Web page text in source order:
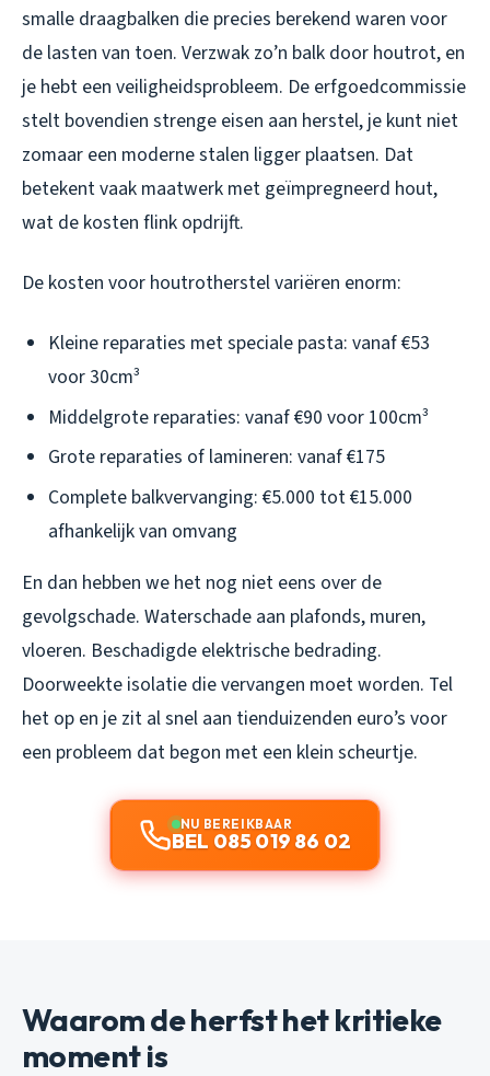
smalle draagbalken die precies berekend waren voor
de lasten van toen. Verzwak zo’n balk door houtrot, en
je hebt een veiligheidsprobleem. De erfgoedcommissie
stelt bovendien strenge eisen aan herstel, je kunt niet
zomaar een moderne stalen ligger plaatsen. Dat
betekent vaak maatwerk met geïmpregneerd hout,
wat de kosten flink opdrijft.
De kosten voor houtrotherstel variëren enorm:
Kleine reparaties met speciale pasta: vanaf €53
voor 30cm³
Middelgrote reparaties: vanaf €90 voor 100cm³
Grote reparaties of lamineren: vanaf €175
Complete balkvervanging: €5.000 tot €15.000
afhankelijk van omvang
En dan hebben we het nog niet eens over de
gevolgschade. Waterschade aan plafonds, muren,
vloeren. Beschadigde elektrische bedrading.
Doorweekte isolatie die vervangen moet worden. Tel
het op en je zit al snel aan tienduizenden euro’s voor
een probleem dat begon met een klein scheurtje.
NU BEREIKBAAR
BEL 085 019 86 02
Waarom de herfst het kritieke
moment is